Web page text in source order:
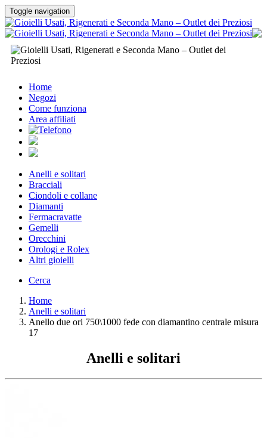
Toggle navigation
Home
Negozi
Come funziona
Area affiliati
Anelli e solitari
Bracciali
Ciondoli e collane
Diamanti
Fermacravatte
Gemelli
Orecchini
Orologi e Rolex
Altri gioielli
Cerca
Home
Anelli e solitari
Anello due ori 750\1000 fede con diamantino centrale misura
17
Anelli e solitari